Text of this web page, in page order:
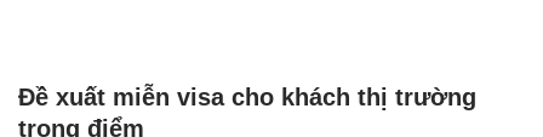
Đề xuất miễn visa cho khách thị trường
trọng điểm